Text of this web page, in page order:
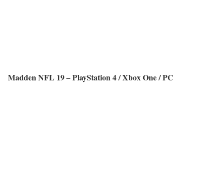
Madden NFL 19 – PlayStation 4 / Xbox One / PC